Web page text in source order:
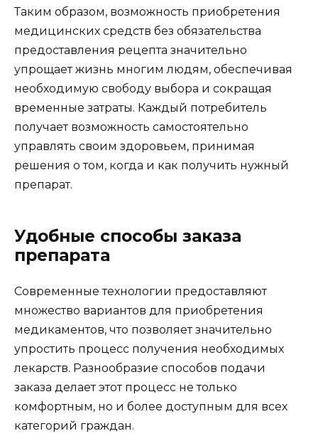
Таким образом, возможность приобретения
медицинских средств без обязательства
предоставления рецепта значительно
упрощает жизнь многим людям, обеспечивая
необходимую свободу выбора и сокращая
временные затраты. Каждый потребитель
получает возможность самостоятельно
управлять своим здоровьем, принимая
решения о том, когда и как получить нужный
препарат.
Удобные способы заказа
препарата
Современные технологии предоставляют
множество вариантов для приобретения
медикаментов, что позволяет значительно
упростить процесс получения необходимых
лекарств. Разнообразие способов подачи
заказа делает этот процесс не только
комфортным, но и более доступным для всех
категорий граждан.